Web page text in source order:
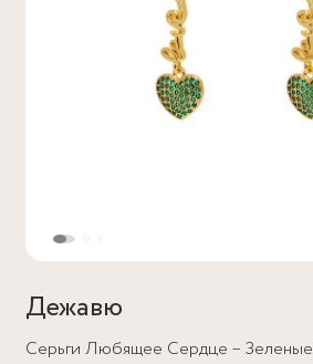
Дежавю
Серьги Любящее Сердце – Зеленые